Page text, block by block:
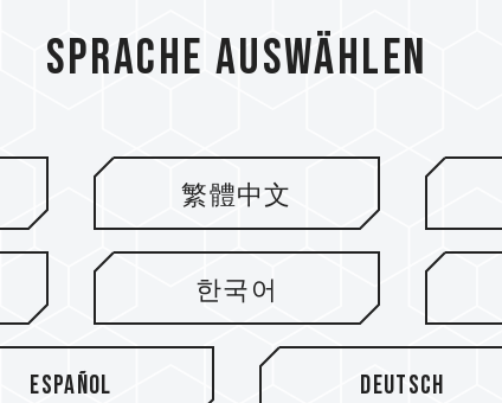
Übertaktung zur Instabilität des
Standardeinstellungen zurück.
Die angegebene Frequenz des
entsprechenden
erreicht der Speicher eventuell
TEAMGROUP-Speichermodule
sich bitte an den jeweiligen
Herstellers.
Der Grundsatz
TEAMGROUPs DDR4 SO-
internationalen JEDEC-
V, was einen hohen
Produkt selbst erzeugte
System aufrecht.
Sprache auswählen
繁體中文
한국어
Español Deutsch